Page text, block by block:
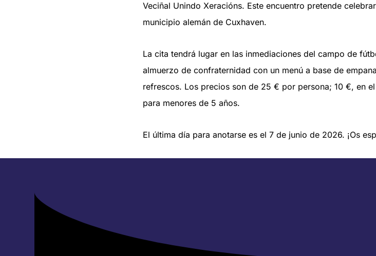
Veciñal Unindo Xeracións. Este encuentro pretende
municipio alemán de Cuxhaven.
La cita tendrá lugar en las inmediaciones del campo de
almuerzo de confraternidad con un menú a base de
refrescos. Los precios son de 25 € por persona; 10 €, en
para menores de 5 años.
El última día para anotarse es el 7 de junio de 2026. ¡Os